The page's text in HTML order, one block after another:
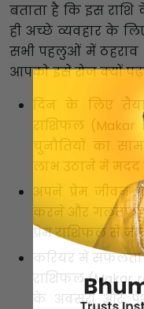
बताता है कि इस
ही अच्छे व्यवहार के
सभी पहलुओं में ठहराव
आपको इसे रोज क्यों
दिन के लिए
राशिफल (Makar
चुनौतियों का
लाभ उठाने में मदद
अपने प्रेम जीवन
करने और
प्रेम राशिफल से
करियर में सफलता
राशिफल (Makar
के अवसरों और